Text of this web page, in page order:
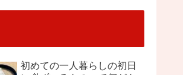
初めての一人暮らしの初日